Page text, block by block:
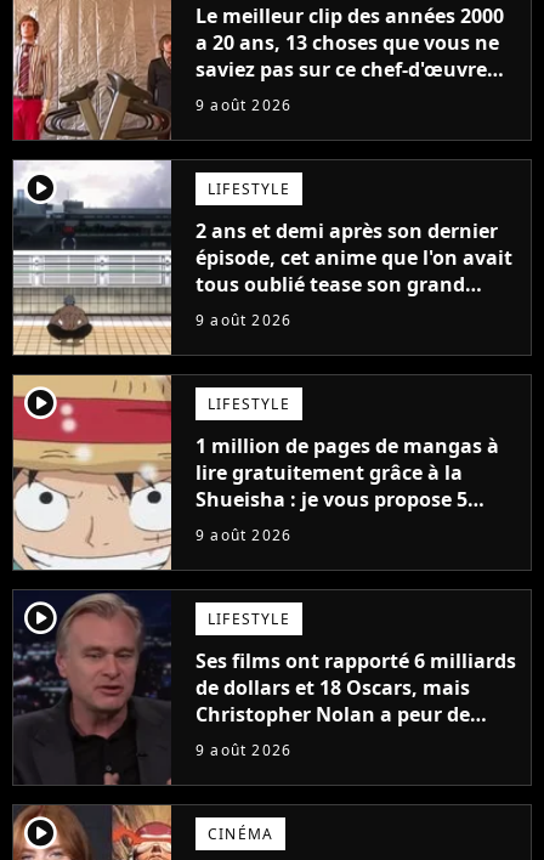
Le meilleur clip des années 2000
a 20 ans, 13 choses que vous ne
saviez pas sur ce chef-d'œuvre
qui a révolutionné YouTube
9 août 2026
player2 LIFESTYLE
2 ans et demi après son dernier
épisode, cet anime que l'on avait
tous oublié tease son grand
retour
9 août 2026
player2 LIFESTYLE
1 million de pages de mangas à
lire gratuitement grâce à la
Shueisha : je vous propose 5
mangas jamais sortis en France
9 août 2026
player2 LIFESTYLE
Ses films ont rapporté 6 milliards
de dollars et 18 Oscars, mais
Christopher Nolan a peur de
tourner un genre de films très
9 août 2026
player2 CINÉMA